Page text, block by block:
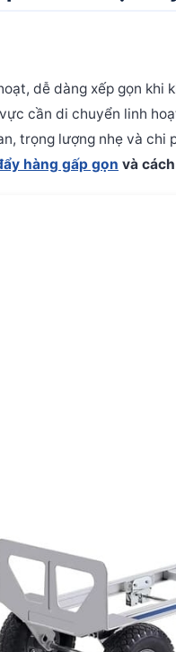
dễ dàng xếp gọn khi
cần di chuyển linh
trọng lượng nhẹ và chi
hàng gấp gọn và